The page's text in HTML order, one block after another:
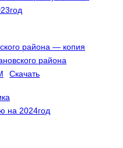
района — копия
района
Скачать
на 2024год